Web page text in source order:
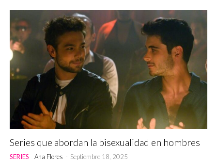
Series que abordan la bisexualidad en hombres
SERIES Ana Flores - Septiembre 18, 2025